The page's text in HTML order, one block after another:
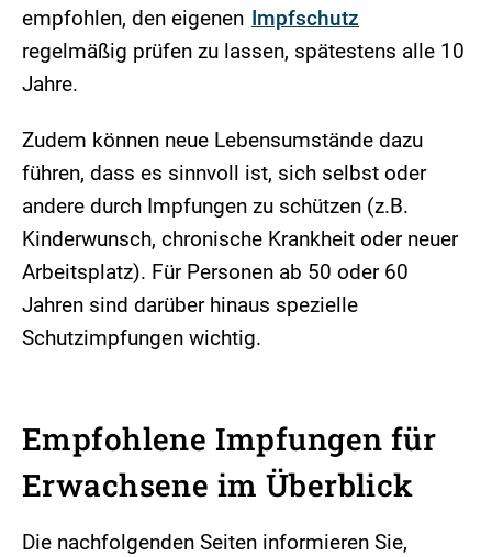
empfohlen, den eigenen Impfschutz
regelmäßig prüfen zu lassen, spätestens alle 10
Jahre.
Zudem können neue Lebensumstände dazu
führen, dass es sinnvoll ist, sich selbst oder
andere durch Impfungen zu schützen (z.B.
Kinderwunsch, chronische Krankheit oder neuer
Arbeitsplatz). Für Personen ab 50 oder 60
Jahren sind darüber hinaus spezielle
Schutzimpfungen wichtig.
Empfohlene Impfungen für
Erwachsene im Überblick
Die nachfolgenden Seiten informieren Sie,